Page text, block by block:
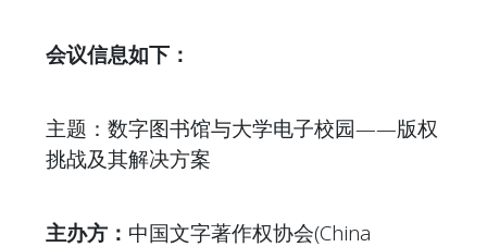
会议信息如下：
主题：数字图书馆与大学电子校园——版权
挑战及其解决方案
主办方： 中国文字著作权协会(China